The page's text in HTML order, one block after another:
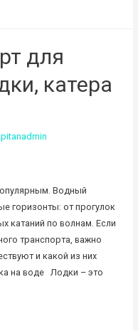
для
катера
Водный
горизонты: от прогулок
катаний по волнам. Если
транспорта, важно
и какой из них
на воде Лодки – это